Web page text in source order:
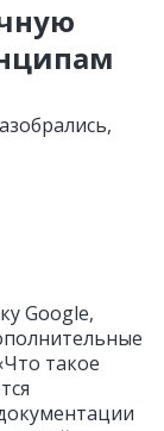
Google,
такое